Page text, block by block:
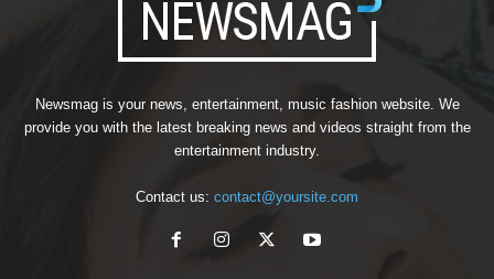
Newsmag is your news, entertainment, music fashion website. We
provide you with the latest breaking news and videos straight from the
entertainment industry.
Contact us: contact@yoursite.com